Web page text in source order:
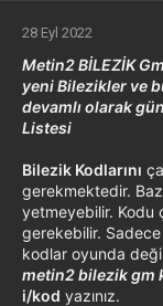
28 Eyl 2022
Metin2 BİLEZİK
yeni Bilezikler ve
devamlı olarak
Listesi
Bilezik Kodlarını
gerekmektedir.
yetmeyebilir. Kodu
gerekebilir.
kodlar oyunda
metin2 bilezik gm
i/kod yazınız.